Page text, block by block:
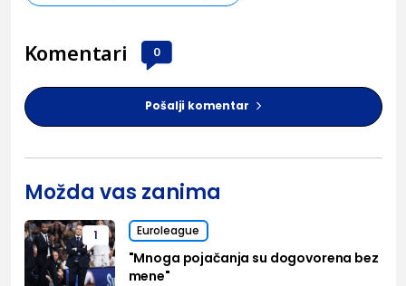
Komentari 0
Pošalji komentar
Možda vas zanima
1 Euroleague
"Mnoga pojačanja su dogovorena bez
mene"